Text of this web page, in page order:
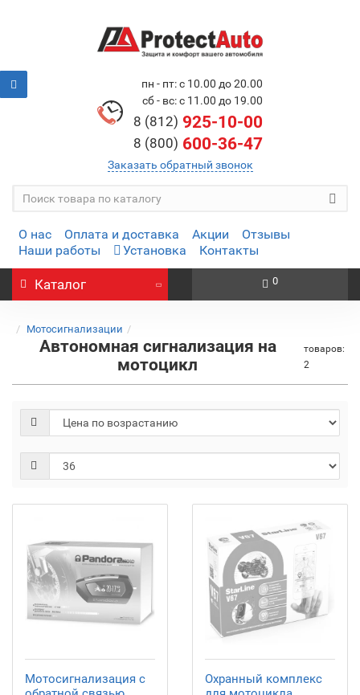
пн - пт: с 10.00 до 20.00
сб - вс: с 11.00 до 19.00
8 (812) 925-10-00
8 (800) 600-36-47
Заказать обратный звонок
О нас Оплата и доставка Акции
Отзывы
Наши работы
Установка Контакты
Каталог 0
Мотосигнализации
Автономная сигнализация на
мотоцикл
товаров:
2
Мотосигнализация с
Охранный комплекс